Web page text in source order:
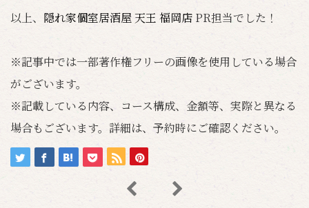
以上、 隠れ家個室居酒屋 天王 福岡店 PR担当でした！
※記事中では一部著作権フリーの画像を使用している場合
がございます。
※記載している内容、コース構成、金額等、実際と異なる
場合もございます。詳細は、予約時にご確認ください。